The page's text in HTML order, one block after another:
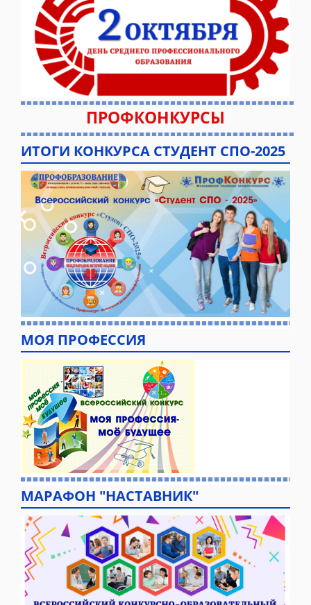
ПРОФКОНКУРСЫ
ИТОГИ КОНКУРСА СТУДЕНТ СПО-2025
МОЯ ПРОФЕССИЯ
МАРАФОН "НАСТАВНИК"